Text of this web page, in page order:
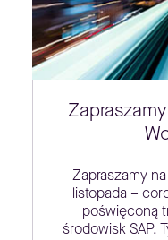
Zapraszamy
listopada –
poświęconą
środowisk SAP.